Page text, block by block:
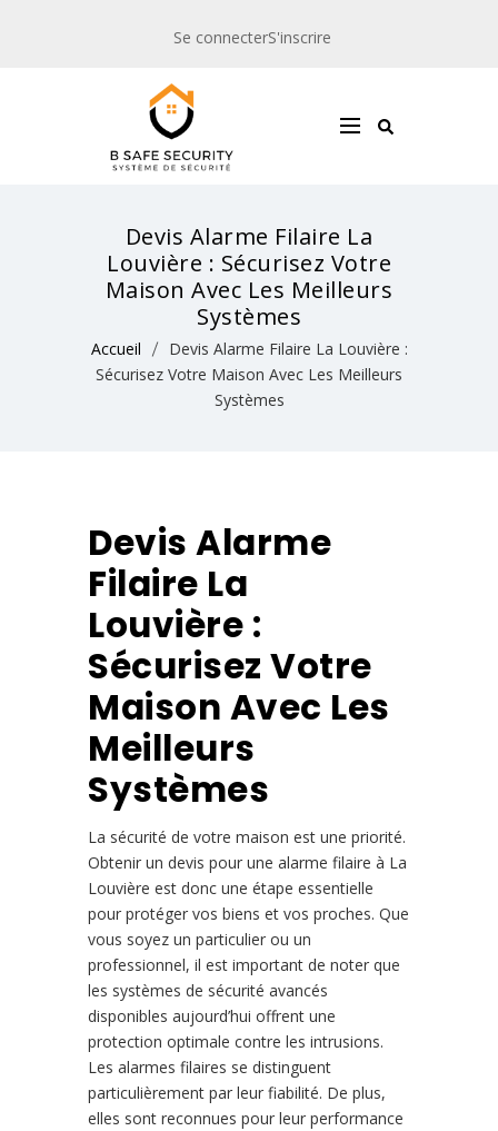
Se connecterS'inscrire
Devis Alarme Filaire La
Louvière : Sécurisez Votre
Maison Avec Les Meilleurs
Systèmes
Accueil
Devis Alarme Filaire La Louvière :
Sécurisez Votre Maison Avec Les Meilleurs
Systèmes
Devis Alarme
Filaire La
Louvière :
Sécurisez Votre
Maison Avec Les
Meilleurs
Systèmes
La sécurité de votre maison est une priorité.
Obtenir un devis pour une alarme filaire à La
Louvière est donc une étape essentielle
pour protéger vos biens et vos proches. Que
vous soyez un particulier ou un
professionnel, il est important de noter que
les systèmes de sécurité avancés
disponibles aujourd’hui offrent une
protection optimale contre les intrusions.
Les alarmes filaires se distinguent
particulièrement par leur fiabilité. De plus,
elles sont reconnues pour leur performance